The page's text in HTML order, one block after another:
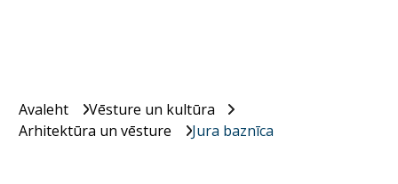
Avaleht
Vēsture un kultūra
Arhitektūra un vēsture
Jura baznīca